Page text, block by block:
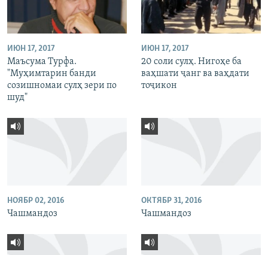
ИЮН 17, 2017
Маъсума Турфа.
"Муҳимтарин банди
созишномаи сулҳ зери по
шуд"
ИЮН 17, 2017
20 соли сулҳ. Нигоҳе ба
ваҳшати ҷанг ва ваҳдати
тоҷикон
НОЯБР 02, 2016
Чашмандоз
ОКТЯБР 31, 2016
Чашмандоз